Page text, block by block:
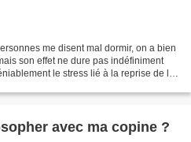
me disent mal dormir, on a bien
son effet ne dure pas indéfiniment
le stress lié à la reprise de la
avec ma copine ?